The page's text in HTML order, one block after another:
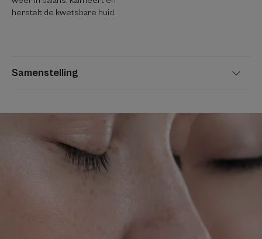
Samenstelling
herstelt de kwetsbare huid.